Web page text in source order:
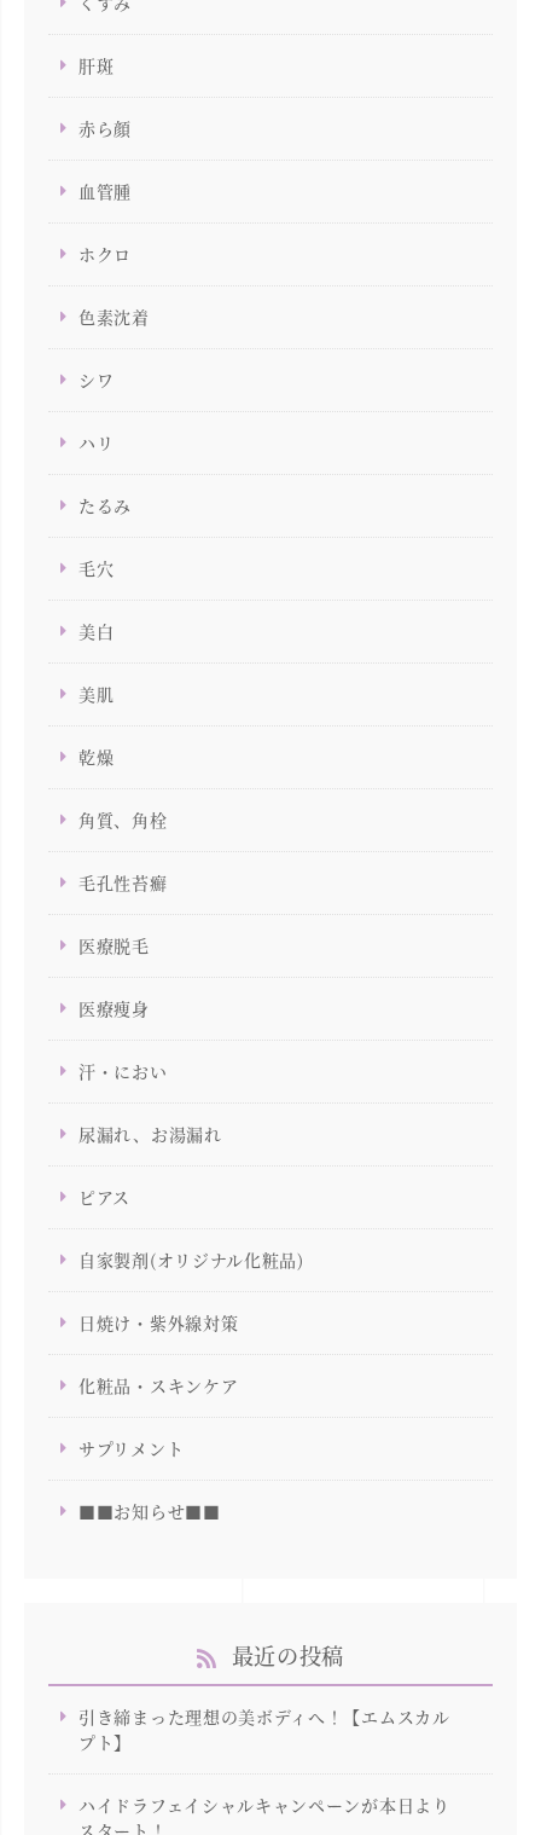
肝斑
赤ら顔
血管腫
ホクロ
色素沈着
シワ
ハリ
たるみ
毛穴
美白
美肌
乾燥
角質、角栓
毛孔性苔癬
医療脱毛
医療痩身
汗・におい
尿漏れ、お湯漏れ
ピアス
自家製剤(オリジナル化粧品)
日焼け・紫外線対策
化粧品・スキンケア
サプリメント
■■お知らせ■■
最近の投稿
引き締まった理想の美ボディへ！【エムスカル
プト】
ハイドラフェイシャルキャンペーンが本日より
スタート！